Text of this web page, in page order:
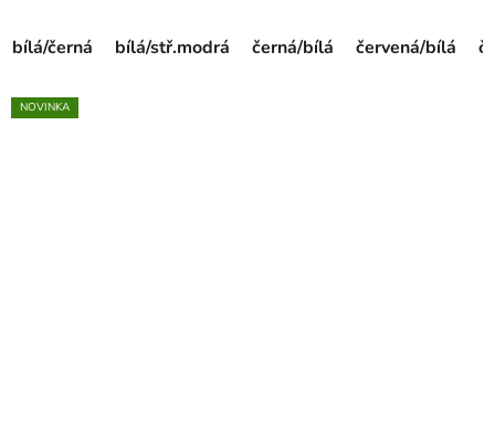
bílá/černá bílá/stř.modrá černá/bílá červená/bílá
NOVINKA